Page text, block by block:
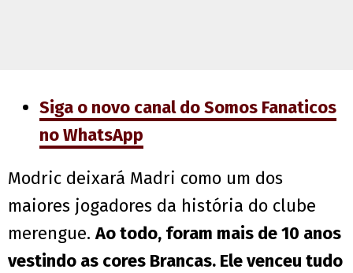
Siga o novo canal do Somos Fanaticos
no WhatsApp
Modric deixará Madri como um dos
maiores jogadores da história do clube
merengue.Ao todo, foram mais de 10 anos
vestindo as cores Brancas. Ele venceu tudo